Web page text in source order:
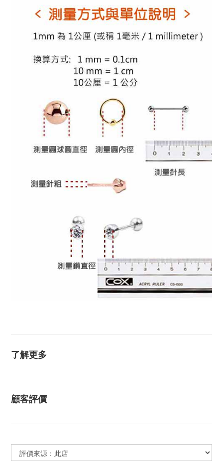
了解更多
顧客評價